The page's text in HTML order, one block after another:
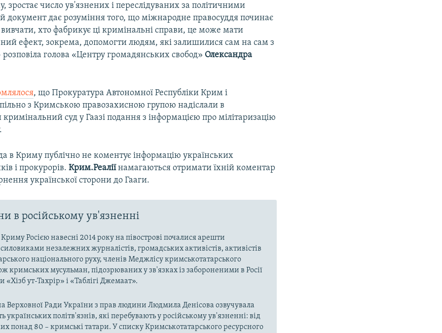
зростає число ув'язнених і переслідуваних за політичними
документ дає розуміння того, що міжнародне правосуддя починає
вивчати, хто фабрикує ці кримінальні справи, це може мати
ефект, зокрема, допомогти людям, які залишилися сам на сам з
голова «Центру громадянських свобод» Олександра
, що Прокуратура Автономної Республіки Крим і
з Кримською правозахисною групою надіслали в
суд у Гаазі подання з інформацією про мілітаризацію
в Криму публічно не коментує інформацію українських
і прокурорів.Крим.Реаліїнамагаються отримати їхній коментар
української сторони до Гааги.
в російському ув'язненні
Криму Росією навесні 2014 року на півострові почалися арешти
незалежних журналістів, громадських активістів, активістів
національного руху, членів Меджлісу кримськотатарського
кримських мусульман, підозрюваних у зв'язках із забороненими в Росії
«Хізб ут-Тахрір» і «Таблігі Джемаат».
Верховної Ради України з прав людини Людмила Денісова озвучувала
українських політв'язнів, які перебувають у російському ув'язненні: від
понад 80 – кримські татари. У списку Кримськотатарського ресурсного